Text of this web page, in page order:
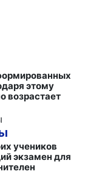
этому
возрастает
учеников
экзамен для